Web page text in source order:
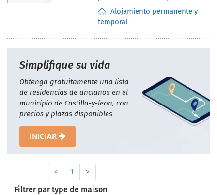
Alojamiento permanente y
temporal
Simplifique su vida
Obtenga gratuitamente una lista
de residencias de ancianos en el
municipio de Castilla-y-leon, con
precios y plazas disponibles
INICIAR
< 1 >
Filtrer par type de maison